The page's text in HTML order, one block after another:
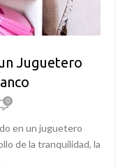
Juguetero
0
en un juguetero
de la tranquilidad, la